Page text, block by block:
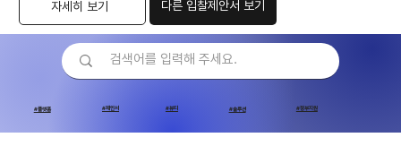
자세히 보기 다른 입찰제안서 보기
#플랫폼 #제안서 #뷰티 #솔루션 #정부지원